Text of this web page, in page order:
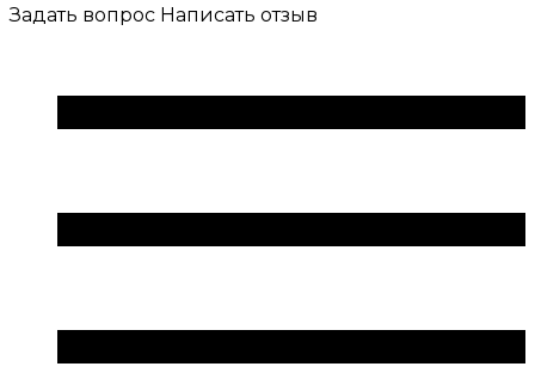
Задать вопрос Написать отзыв